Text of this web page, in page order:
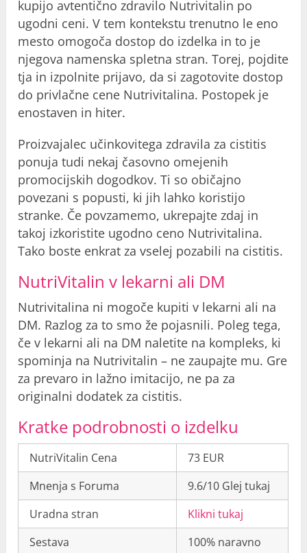
kupijo avtentično zdravilo Nutrivitalin po
ugodni ceni. V tem kontekstu trenutno le eno
mesto omogoča dostop do izdelka in to je
njegova namenska spletna stran. Torej, pojdite
tja in izpolnite prijavo, da si zagotovite dostop
do privlačne cene Nutrivitalina. Postopek je
enostaven in hiter.
Proizvajalec učinkovitega zdravila za cistitis
ponuja tudi nekaj časovno omejenih
promocijskih dogodkov. Ti so običajno
povezani s popusti, ki jih lahko koristijo
stranke. Če povzamemo, ukrepajte zdaj in
takoj izkoristite ugodno ceno Nutrivitalina.
Tako boste enkrat za vselej pozabili na cistitis.
NutriVitalin v lekarni ali DM
Nutrivitalina ni mogoče kupiti v lekarni ali na
DM. Razlog za to smo že pojasnili. Poleg tega,
če v lekarni ali na DM naletite na kompleks, ki
spominja na Nutrivitalin – ne zaupajte mu. Gre
za prevaro in lažno imitacijo, ne pa za
originalni dodatek za cistitis.
Kratke podrobnosti o izdelku
NutriVitalin Cena
73 EUR
Mnenja s Foruma
9.6/10 Glej tukaj
Uradna stran
Klikni tukaj
Sestava
100% naravno